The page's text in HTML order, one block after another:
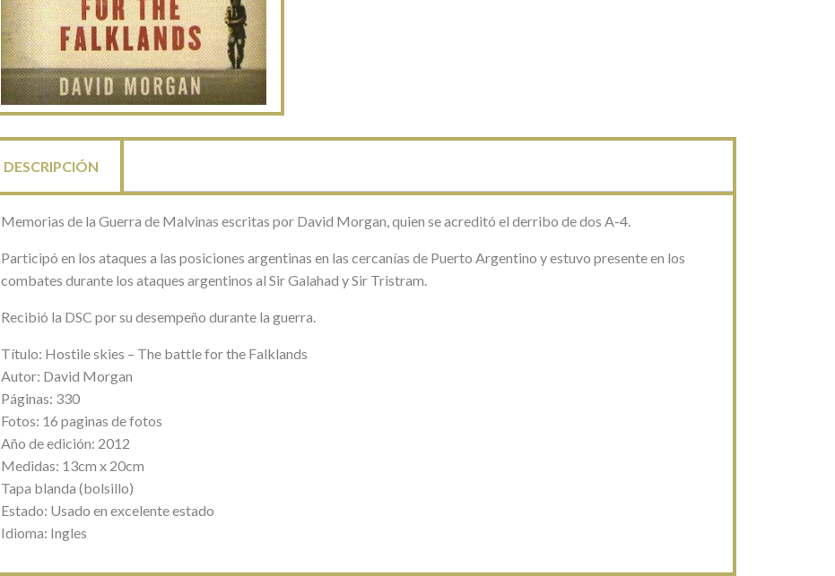
DESCRIPCIÓN
Memorias de la Guerra de Malvinas escritas por David Morgan, quien se acreditó el derribo de dos A-4.
Participó en los ataques a las posiciones argentinas en las cercanías de Puerto Argentino y estuvo presente en los
combates durante los ataques argentinos al Sir Galahad y Sir Tristram.
Recibió la DSC por su desempeño durante la guerra.
Título: Hostile skies – The battle for the Falklands
Autor: David Morgan
Páginas: 330
Fotos: 16 paginas de fotos
Año de edición: 2012
Medidas: 13cm x 20cm
Tapa blanda (bolsillo)
Estado: Usado en excelente estado
Idioma: Ingles